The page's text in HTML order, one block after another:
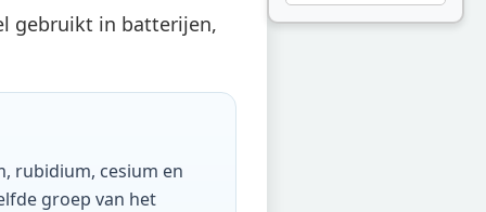
gebruikt in batterijen,
rubidium, cesium en
groep van het